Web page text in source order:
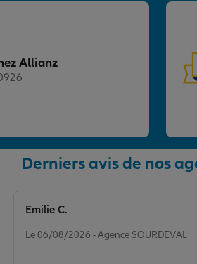
Allianz
Derniers avis de nos
Le 06/08/2026 - Agence SOURDEVAL
Emilie C.